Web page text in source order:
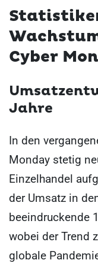
Cyber
Jahre
In den
Monday stetig
Einzelhandel
der Umsatz in
beeindruckende
wobei der Trend
globale